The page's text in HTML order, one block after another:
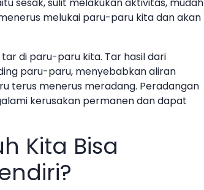
melukai paru-paru kita dan akan
di paru-paru kita. Tar hasil dari
paru-paru, menyebabkan aliran
terus menerus meradang. Peradangan
kerusakan permanen dan dapat
Kita Bisa